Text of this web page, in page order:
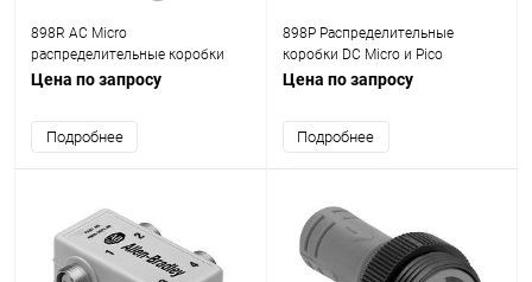
898R AC Micro
распределительные коробки
Цена по запросу
Подробнее
898P Распределительные
коробки DC Micro и Pico
Цена по запросу
Подробнее